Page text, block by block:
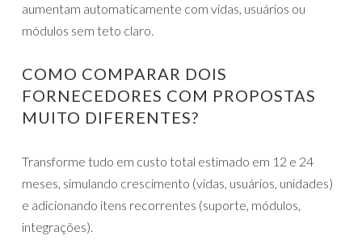
aumentam automaticamente com vidas, usuários ou
módulos sem teto claro.
COMO COMPARAR DOIS
FORNECEDORES COM PROPOSTAS
MUITO DIFERENTES?
Transforme tudo em custo total estimado em 12 e 24
meses, simulando crescimento (vidas, usuários, unidades)
e adicionando itens recorrentes (suporte, módulos,
integrações).